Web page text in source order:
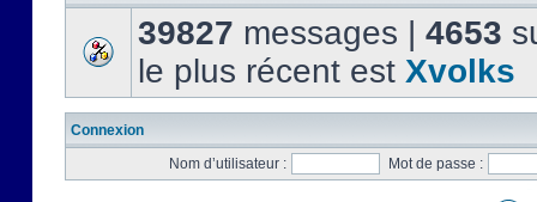
39827 messages | 4653
le plus récent est Xvolks
Connexion
Nom d’utilisateur :
Mot de passe :